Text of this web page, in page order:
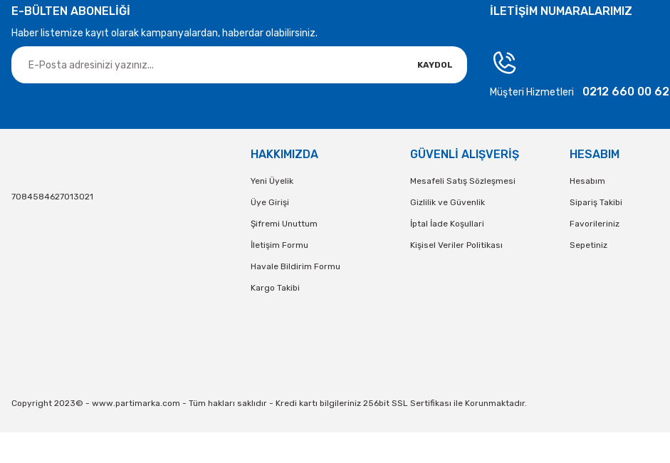
E-BÜLTEN ABONELİĞİ
Haber listemize kayıt olarak kampanyalardan, haberdar olabilirsiniz.
KAYDOL
İLETİŞİM NUMARALARIMIZ
Müşteri Hizmetleri 0212 660 00 62
7084584627013021
HAKKIMIZDA
Yeni Üyelik
Üye Girişi
Şifremi Unuttum
İletişim Formu
Havale Bildirim Formu
Kargo Takibi
GÜVENLİ ALIŞVERİŞ
Mesafeli Satış Sözleşmesi
Gizlilik ve Güvenlik
İptal İade Koşullari
Kişisel Veriler Politikası
HESABIM
Hesabım
Sipariş Takibi
Favorileriniz
Sepetiniz
Copyright 2023© - www.partimarka.com - Tüm hakları saklıdır - Kredi kartı bilgileriniz 256bit SSL Sertifikası ile Korunmaktadır.